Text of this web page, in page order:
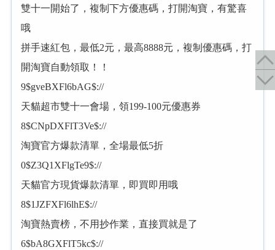
雙十一開始了，複制下方優惠碼，打開淘寶，有驚喜
哦
拼手速紅包，最低2元，最高8888元，複制優惠碼，打
開淘寶自動領取！！
9$gveBXFl6bAG$://
天貓超市雙十一會場，領199-100元優惠券
8$CNpDXFlT3Ve$://
淘寶官方爆款清單，全場最低5折
0$Z3Q1XFlgTe9$://
天貓官方現貨爆款清單，即買即用哦
8$1JZFXFl6lhE$://
淘寶熱賣榜，不用抄作業，直接買就是了
6$bA8GXFlT5kc$://